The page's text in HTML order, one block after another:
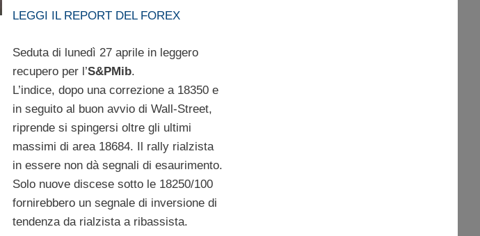
LEGGI IL REPORT DEL FOREX
Seduta di lunedì 27 aprile in leggero
recupero per l’S&PMib.
L’indice, dopo una correzione a 18350 e
in seguito al buon avvio di Wall-Street,
riprende si spingersi oltre gli ultimi
massimi di area 18684. Il rally rialzista
in essere non dà segnali di esaurimento.
Solo nuove discese sotto le 18250/100
fornirebbero un segnale di inversione di
tendenza da rialzista a ribassista.